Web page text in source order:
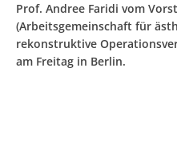
Prof. Andree Faridi vom
(Arbeitsgemeinschaft für
rekonstruktive
am Freitag in Berlin.